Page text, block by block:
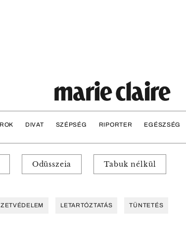
DIVAT SZÉPSÉG RIPORTER EGÉSZSÉG
Odüsszeia Tabuk nélkül
LETARTÓZTATÁS TÜNTETÉS